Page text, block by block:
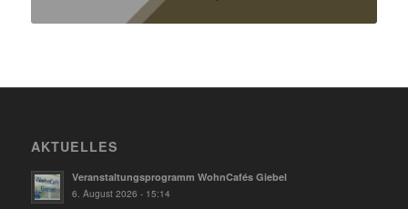
AKTUELLES
Veranstaltungsprogramm WohnCafés Giebel
6. August 2026 - 15:14